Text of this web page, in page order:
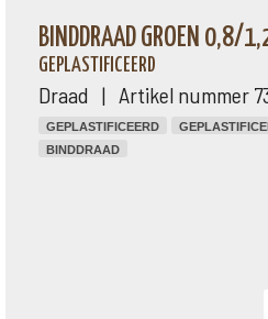
BINDDRAAD GROEN 0,8/
GEPLASTIFICEERD
Draad | Artikel nummer
GEPLASTIFICEERD
BINDDRAAD